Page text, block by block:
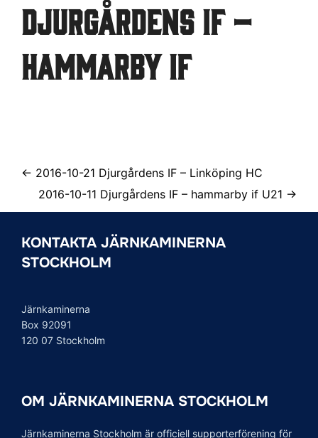
Djurgårdens IF –
Hammarby IF
← 2016-10-21 Djurgårdens IF – Linköping HC
2016-10-11 Djurgårdens IF – hammarby if U21 →
KONTAKTA JÄRNKAMINERNA
STOCKHOLM
Järnkaminerna
Box 92091
120 07 Stockholm
OM JÄRNKAMINERNA STOCKHOLM
Järnkaminerna Stockholm är officiell supporterförening för